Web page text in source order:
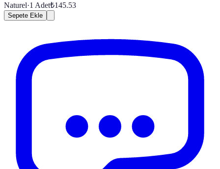
Naturel·1 Adet₺145.53
Sepete Ekle